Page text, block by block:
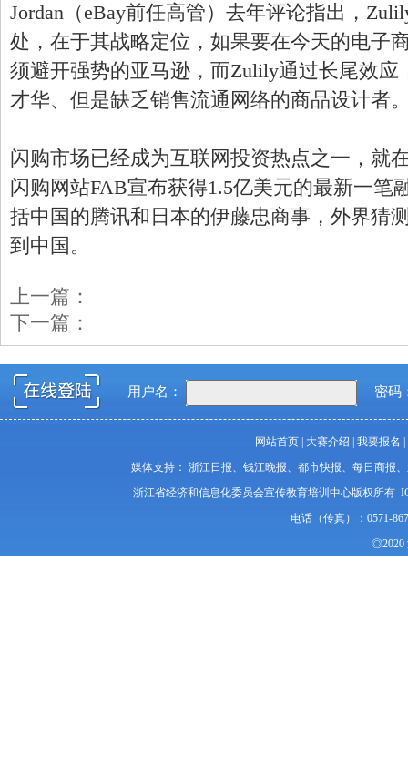
Jordan（eBay前任高管）去年评论指出，
处，在于其战略定位，如果要在今天的电子
须避开强势的亚马逊，而Zulily通过长尾效应
才华、但是缺乏销售流通网络的商品设计者
闪购市场已经成为互联网投资热点之一，就
闪购网站FAB宣布获得1.5亿美元的最新一笔
括中国的腾讯和日本的伊藤忠商事，外界猜
到中国。
上一篇：
下一篇：
用户名： 密码
网站首页 大赛介绍 我要报名
媒体支持： 浙江日报、钱江晚报、都市快报、每日商报
浙江省经济和信息化委员会宣传教育培训中心版权所有
电话（传真）：0571-
◎2020